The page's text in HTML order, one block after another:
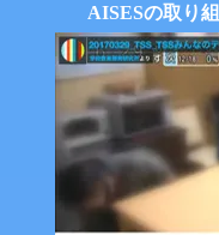
AISESの取り